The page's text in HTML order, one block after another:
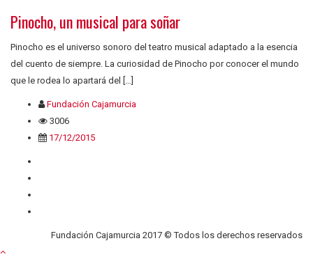
Pinocho, un musical para soñar
Pinocho es el universo sonoro del teatro musical adaptado a la esencia
del cuento de siempre. La curiosidad de Pinocho por conocer el mundo
que le rodea lo apartará del […]
Fundación Cajamurcia
3006
17/12/2015
Fundación Cajamurcia 2017 © Todos los derechos reservados